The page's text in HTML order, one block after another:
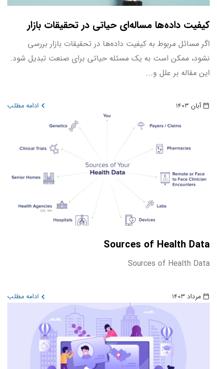
کیفیت داده‌ها مساله‌ای حیاتی در تحقیقات بازار
اگر مسائل مربوط به کیفیت داده‌ها در تحقیقات بازار بررسی
نشود، ممکن است به یک مسئله حیاتی برای صنعت تبدیل شود.
این مقاله بر علل و...
آبان 1403 ادامه مطلب
Sources of Health Data
Sources of Health Data
مرداد 1403 ادامه مطلب